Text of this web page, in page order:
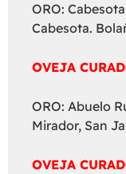
ORO:
Cabesota.
OVEJA
ORO: Abuelo
Mirador, San
OVEJA